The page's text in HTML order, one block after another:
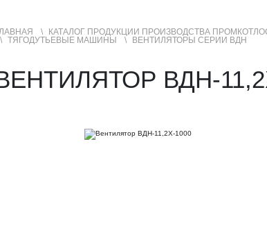
КАТАЛОГ ПРОДУКЦИИ ПРОИЗВОДСТВА
ТЯГОДУТЬЕВЫЕ МАШИНЫ
ВЕНТИЛЯТОРЫ СЕРИИ ВДН
ВДН-